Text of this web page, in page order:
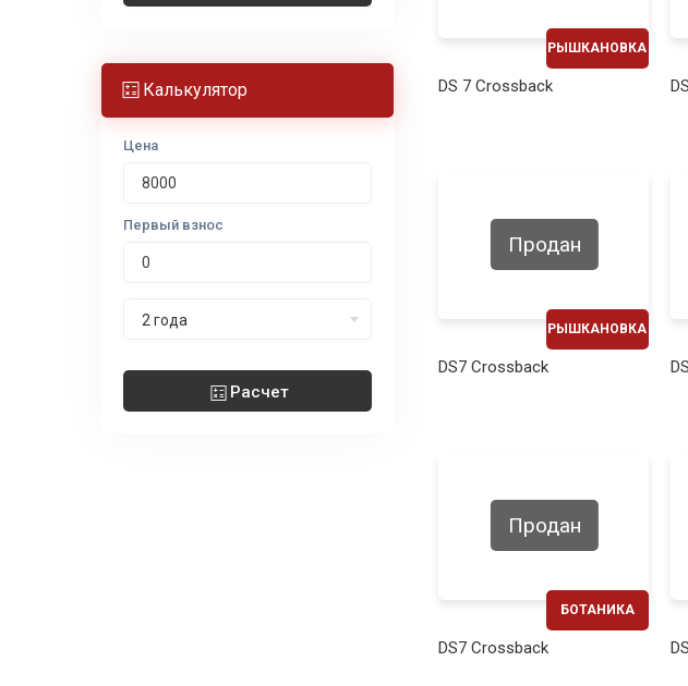
Калькулятор
Цена
Первый взнос
2 года
Расчет
РЫШКАНОВКА
DS 7 Crossback
РЫШКАНОВКА
Продан
DS7 Crossback
БОТАНИКА
Продан
DS7 Crossback